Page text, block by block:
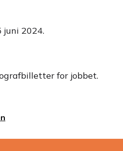
juni 2024.
for jobbet.